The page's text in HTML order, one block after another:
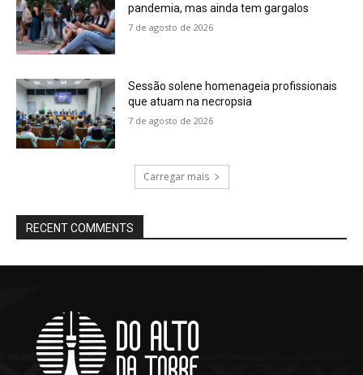
pandemia, mas ainda tem gargalos
7 de agosto de 2026
Sessão solene homenageia profissionais
que atuam na necropsia
7 de agosto de 2026
Carregar mais
RECENT COMMENTS